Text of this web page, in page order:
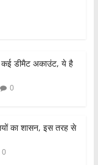
डीमैट अकाउंट, ये है
0
का शासन, इस तरह से
0